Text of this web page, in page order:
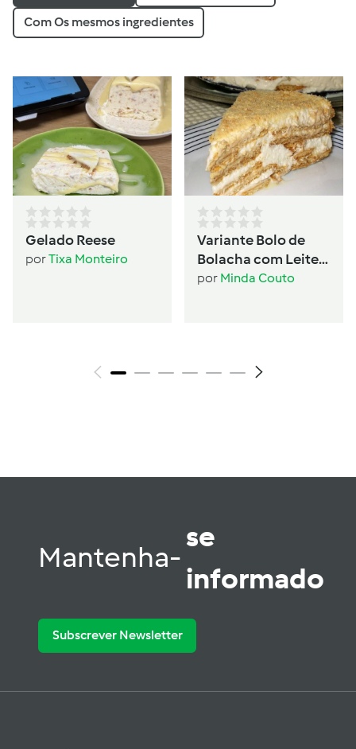
Com Os mesmos ingredientes
Gelado Reese
porTixa Monteiro
Variante Bolo de
Bolacha com Leite
Condensado
por Minda Couto
Mantenha-
se
informado
Subscrever Newsletter